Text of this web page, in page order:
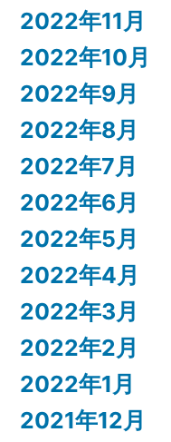
2022年11月
2022年10月
2022年9月
2022年8月
2022年7月
2022年6月
2022年5月
2022年4月
2022年3月
2022年2月
2022年1月
2021年12月